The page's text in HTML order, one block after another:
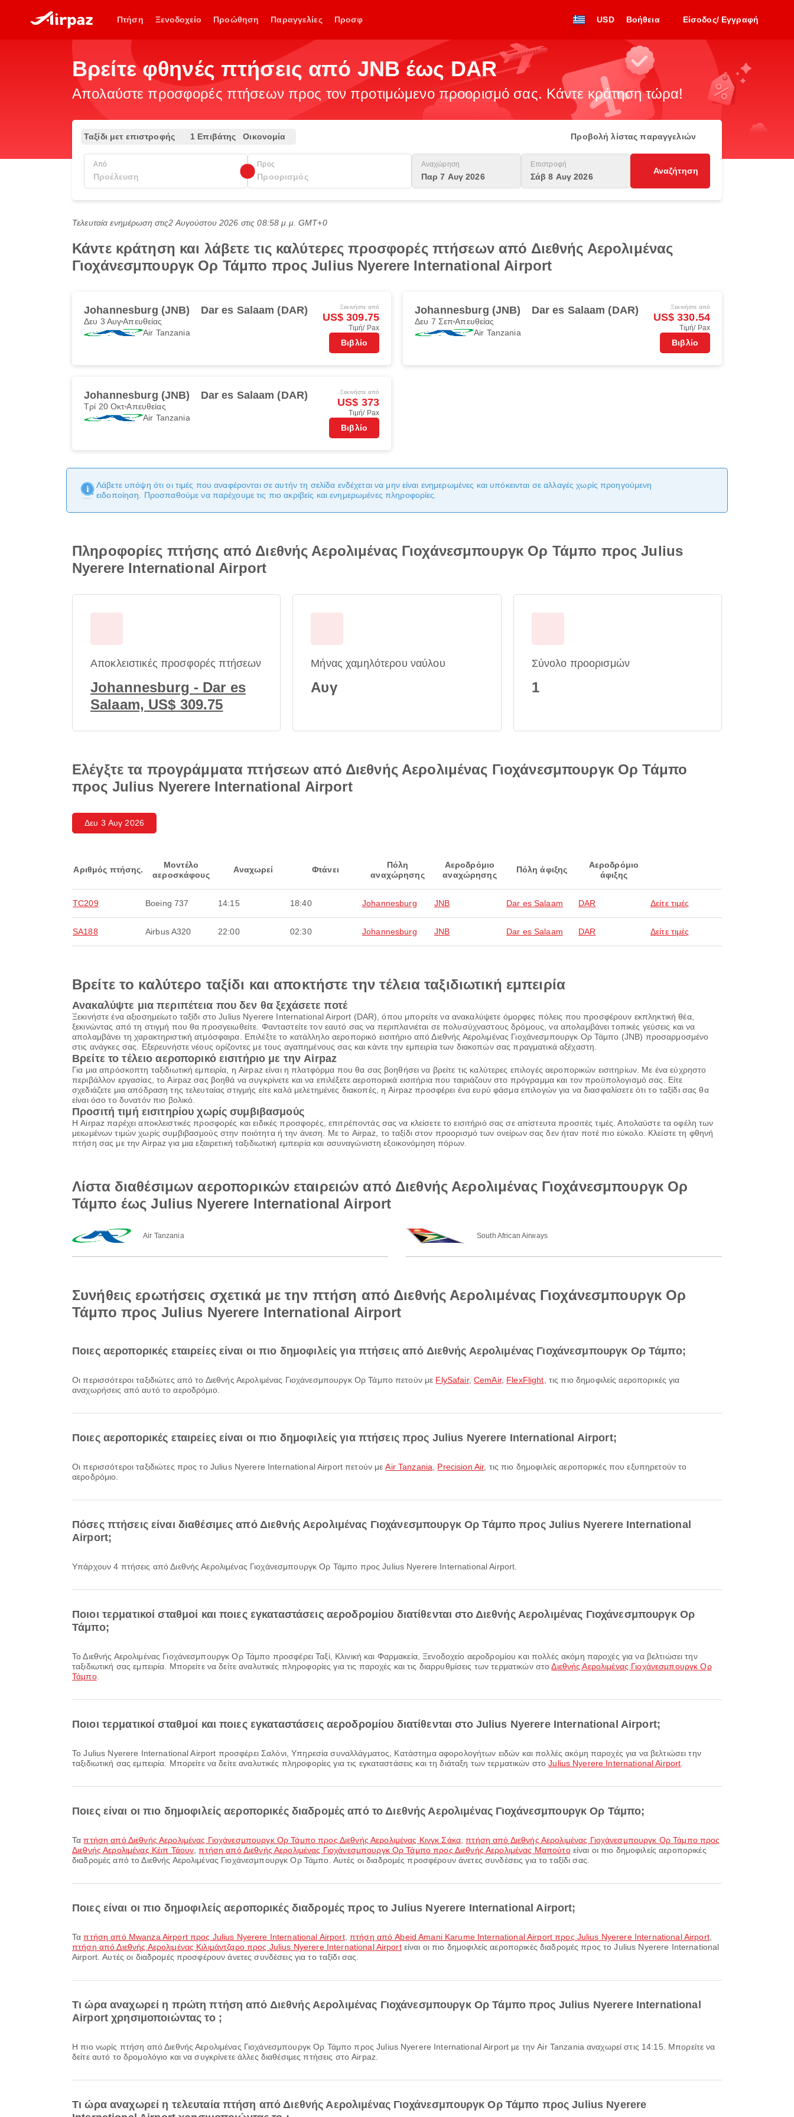
Πτήση Ξενοδοχείο Προώθηση Παραγγελίες Προσφ USD Βοήθεια Είσοδος/ Εγγραφή
Βρείτε φθηνές πτήσεις από JNB έως DAR
Απολαύστε προσφορές πτήσεων προς τον προτιμώμενο προορισμό σας. Κάντε κράτηση τώρα!
Ταξίδι μετ επιστροφής 1 Επιβάτης Οικονομία Προβολή λίστας παραγγελιών
Από Προς Αναχώρηση
Παρ 7 Αυγ 2026
Επιστροφή
Σάβ 8 Αυγ 2026
Αναζήτηση
Τελευταία ενημέρωση στις2 Αυγούστου 2026 στις 08:58 μ.μ. GMT+0
Κάντε κράτηση και λάβετε τις καλύτερες προσφορές πτήσεων από Διεθνής Αερολιμένας
Γιοχάνεσμπουργκ Ορ Τάμπο προς Julius Nyerere International Airport
Johannesburg (JNB) Dar es Salaam (DAR)
Δευ 3 ΑυγΑπευθείας
Air Tanzania
Ξεκινήστε από
US$ 309.75
Τιμή/ Pax
Βιβλίο
Johannesburg (JNB) Dar es Salaam (DAR)
Δευ 7 ΣεπΑπευθείας
Air Tanzania
Ξεκινήστε από
US$ 330.54
Τιμή/ Pax
Βιβλίο
Johannesburg (JNB) Dar es Salaam (DAR)
Τρί 20 ΟκτΑπευθείας
Air Tanzania
Ξεκινήστε από
US$ 373
Τιμή/ Pax
Βιβλίο
Λάβετε υπόψη ότι οι τιμές που αναφέρονται σε αυτήν τη σελίδα ενδέχεται να μην είναι ενημερωμένες και υπόκεινται σε αλλαγές χωρίς προηγούμενη
ειδοποίηση. Προσπαθούμε να παρέχουμε τις πιο ακριβείς και ενημερωμένες πληροφορίες.
Πληροφορίες πτήσης από Διεθνής Αερολιμένας Γιοχάνεσμπουργκ Ορ Τάμπο προς Julius
Nyerere International Airport
Αποκλειστικές προσφορές πτήσεων
Johannesburg - Dar es
Salaam, US$ 309.75
Μήνας χαμηλότερου ναύλου
Αυγ
Σύνολο προορισμών
1
Ελέγξτε τα προγράμματα πτήσεων από Διεθνής Αερολιμένας Γιοχάνεσμπουργκ Ορ Τάμπο
προς Julius Nyerere International Airport
Δευ 3 Αυγ 2026
Αριθμός πτήσης.
Μοντέλο
αεροσκάφους
Αναχωρεί Φτάνει
Πόλη
αναχώρησης
Αεροδρόμιο
αναχώρησης
Πόλη άφιξης
Αεροδρόμιο
άφιξης
TC209 Boeing 737 14:15 18:40 Johannesburg JNB Dar es Salaam DAR Δείτε τιμές
SA188 Airbus A320 22:00 02:30 Johannesburg JNB Dar es Salaam DAR Δείτε τιμές
Βρείτε το καλύτερο ταξίδι και αποκτήστε την τέλεια ταξιδιωτική εμπειρία
Ανακαλύψτε μια περιπέτεια που δεν θα ξεχάσετε ποτέ
Ξεκινήστε ένα αξιοσημείωτο ταξίδι στο Julius Nyerere International Airport (DAR), όπου μπορείτε να ανακαλύψετε όμορφες πόλεις που προσφέρουν εκπληκτική θέα,
ξεκινώντας από τη στιγμή που θα προσγειωθείτε. Φανταστείτε τον εαυτό σας να περιπλανιέται σε πολυσύχναστους δρόμους, να απολαμβάνει τοπικές γεύσεις και να
απολαμβάνει τη χαρακτηριστική ατμόσφαιρα. Επιλέξτε το κατάλληλο αεροπορικό εισιτήριο από Διεθνής Αερολιμένας Γιοχάνεσμπουργκ Ορ Τάμπο (JNB) προσαρμοσμένο
στις ανάγκες σας. Εξερευνήστε νέους ορίζοντες με τους αγαπημένους σας και κάντε την εμπειρία των διακοπών σας πραγματικά αξέχαστη.
Βρείτε το τέλειο αεροπορικό εισιτήριο με την Airpaz
Για μια απρόσκοπτη ταξιδιωτική εμπειρία, η Airpaz είναι η πλατφόρμα που θα σας βοηθήσει να βρείτε τις καλύτερες επιλογές αεροπορικών εισιτηρίων. Με ένα εύχρηστο
περιβάλλον εργασίας, το Airpaz σας βοηθά να συγκρίνετε και να επιλέξετε αεροπορικά εισιτήρια που ταιριάζουν στο πρόγραμμα και τον προϋπολογισμό σας. Είτε
σχεδιάζετε μια απόδραση της τελευταίας στιγμής είτε καλά μελετημένες διακοπές, η Airpaz προσφέρει ένα ευρύ φάσμα επιλογών για να διασφαλίσετε ότι το ταξίδι σας θα
είναι όσο το δυνατόν πιο βολικό.
Προσιτή τιμή εισιτηρίου χωρίς συμβιβασμούς
Η Airpaz παρέχει αποκλειστικές προσφορές και ειδικές προσφορές, επιτρέποντάς σας να κλείσετε το εισιτήριό σας σε απίστευτα προσιτές τιμές. Απολαύστε τα οφέλη των
μειωμένων τιμών χωρίς συμβιβασμούς στην ποιότητα ή την άνεση. Με το Airpaz, το ταξίδι στον προορισμό των ονείρων σας δεν ήταν ποτέ πιο εύκολο. Κλείστε τη φθηνή
πτήση σας με την Airpaz για μια εξαιρετική ταξιδιωτική εμπειρία και ασυναγώνιστη εξοικονόμηση πόρων.
Λίστα διαθέσιμων αεροπορικών εταιρειών από Διεθνής Αερολιμένας Γιοχάνεσμπουργκ Ορ
Τάμπο έως Julius Nyerere International Airport
Air Tanzania South African Airways
Συνήθεις ερωτήσεις σχετικά με την πτήση από Διεθνής Αερολιμένας Γιοχάνεσμπουργκ Ορ
Τάμπο προς Julius Nyerere International Airport
Ποιες αεροπορικές εταιρείες είναι οι πιο δημοφιλείς για πτήσεις από Διεθνής Αερολιμένας Γιοχάνεσμπουργκ Ορ Τάμπο;
Οι περισσότεροι ταξιδιώτες από το Διεθνής Αερολιμένας Γιοχάνεσμπουργκ Ορ Τάμπο πετούν με FlySafair,CemAir, FlexFlight , τις πιο δημοφιλείς αεροπορικές για
αναχωρήσεις από αυτό το αεροδρόμιο.
Ποιες αεροπορικές εταιρείες είναι οι πιο δημοφιλείς για πτήσεις προς Julius Nyerere International Airport;
Οι περισσότεροι ταξιδιώτες προς το Julius Nyerere International Airport πετούν μεAir Tanzania Precision Air, τις πιο δημοφιλείς αεροπορικές που εξυπηρετούν το
αεροδρόμιο.
Πόσες πτήσεις είναι διαθέσιμες από Διεθνής Αερολιμένας Γιοχάνεσμπουργκ Ορ Τάμπο προς Julius Nyerere International
Airport;
Υπάρχουν 4 πτήσεις από Διεθνής Αερολιμένας Γιοχάνεσμπουργκ Ορ Τάμπο προς Julius Nyerere International Airport.
Ποιοι τερματικοί σταθμοί και ποιες εγκαταστάσεις αεροδρομίου διατίθενται στο Διεθνής Αερολιμένας Γιοχάνεσμπουργκ Ορ
Τάμπο;
Το Διεθνής Αερολιμένας Γιοχάνεσμπουργκ Ορ Τάμπο προσφέρει Ταξί, Κλινική και Φαρμακεία, Ξενοδοχείο αεροδρομίου και πολλές ακόμη παροχές για να βελτιώσει την
ταξιδιωτική σας εμπειρία. Μπορείτε να δείτε αναλυτικές πληροφορίες για τις παροχές και τις διαρρυθμίσεις των τερματικών στοΔιεθνής Αερολιμένας Γιοχάνεσμπουργκ Ορ
Τάμπο.
Ποιοι τερματικοί σταθμοί και ποιες εγκαταστάσεις αεροδρομίου διατίθενται στο Julius Nyerere International Airport;
Το Julius Nyerere International Airport προσφέρει Σαλόνι, Υπηρεσία συναλλάγματος, Κατάστημα αφορολογήτων ειδών και πολλές ακόμη παροχές για να βελτιώσει την
ταξιδιωτική σας εμπειρία. Μπορείτε να δείτε αναλυτικές πληροφορίες για τις εγκαταστάσεις και τη διάταξη των τερματικών στοJulius Nyerere International Airport
Ποιες είναι οι πιο δημοφιλείς αεροπορικές διαδρομές από το Διεθνής Αερολιμένας Γιοχάνεσμπουργκ Ορ Τάμπο;
Ταπτήση από Διεθνής Αερολιμένας Γιοχάνεσμπουργκ Ορ Τάμπο προς Διεθνής Αερολιμένας Κινγκ Σάκα ,πτήση από Διεθνής Αερολιμένας Γιοχάνεσμπουργκ Ορ Τάμπο προς
Διεθνής Αερολιμένας Κέιπ Τάουν ,πτήση από Διεθνής Αερολιμένας Γιοχάνεσμπουργκ Ορ Τάμπο προς Διεθνής Αερολιμένας Μαπούτοείναι οι πιο δημοφιλείς αεροπορικές
διαδρομές από το Διεθνής Αερολιμένας Γιοχάνεσμπουργκ Ορ Τάμπο. Αυτές οι διαδρομές προσφέρουν άνετες συνδέσεις για το ταξίδι σας.
Ποιες είναι οι πιο δημοφιλείς αεροπορικές διαδρομές προς το Julius Nyerere International Airport;
Ταπτήση από Mwanza Airport προς Julius Nyerere International Airport, πτήση από Abeid Amani Karume International Airport προς Julius Nyerere International Airport,
πτήση από Διεθνής Αερολιμένας Κιλιμάντζαρο προς Julius Nyerere International Airportείναι οι πιο δημοφιλείς αεροπορικές διαδρομές προς το Julius Nyerere International
Airport. Αυτές οι διαδρομές προσφέρουν άνετες συνδέσεις για το ταξίδι σας.
Τι ώρα αναχωρεί η πρώτη πτήση από Διεθνής Αερολιμένας Γιοχάνεσμπουργκ Ορ Τάμπο προς Julius Nyerere International
Airport χρησιμοποιώντας το ;
Η πιο νωρίς πτήση από Διεθνής Αερολιμένας Γιοχάνεσμπουργκ Ορ Τάμπο προς Julius Nyerere International Airport με την Air Tanzania αναχωρεί στις 14:15. Μπορείτε να
δείτε αυτό το δρομολόγιο και να συγκρίνετε άλλες διαθέσιμες πτήσεις στο Airpaz.
Τι ώρα αναχωρεί η τελευταία πτήση από Διεθνής Αερολιμένας Γιοχάνεσμπουργκ Ορ Τάμπο προς Julius Nyerere